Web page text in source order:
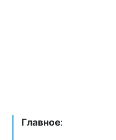
Главное: